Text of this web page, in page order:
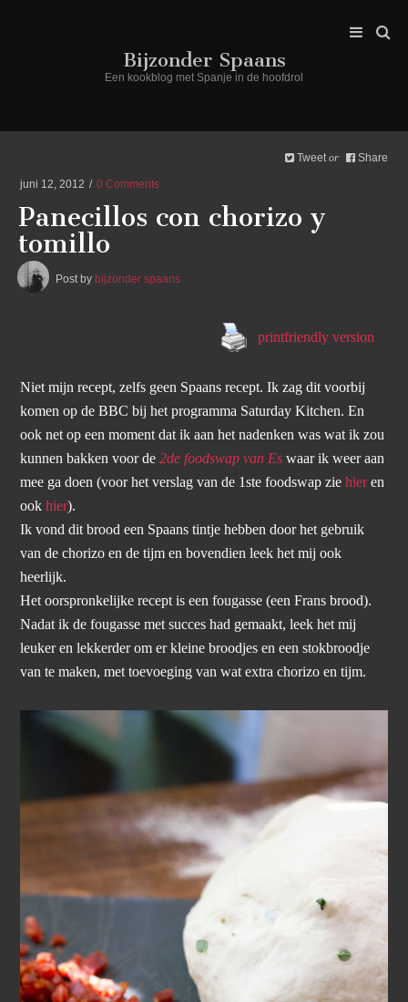
Bijzonder Spaans
Een kookblog met Spanje in de hoofdrol
Tweet or Share
juni 12, 2012 0 Comments
Panecillos con chorizo y
tomillo
Post by bijzonder spaans
printfriendly version
Niet mijn recept, zelfs geen Spaans recept. Ik zag dit voorbij
komen op de BBC bij het programma Saturday Kitchen. En
ook net op een moment dat ik aan het nadenken was wat ik zou
kunnen bakken voor de2de foodswap van Es waar ik weer aan
mee ga doen (voor het verslag van de 1ste foodswap ziehieren
ookhier).
Ik vond dit brood een Spaans tintje hebben door het gebruik
van de chorizo en de tijm en bovendien leek het mij ook
heerlijk.
Het oorspronkelijke recept is een fougasse (een Frans brood).
Nadat ik de fougasse met succes had gemaakt, leek het mij
leuker en lekkerder om er kleine broodjes en een stokbroodje
van te maken, met toevoeging van wat extra chorizo en tijm.